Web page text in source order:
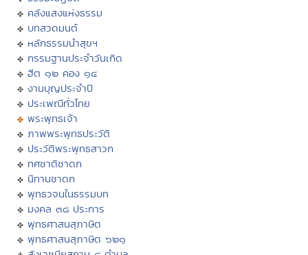
คลังแสงแห่งธรรม
บทสวดมนต์
หลักธรรมนำสุขฯ
กรรมฐานประจำวันเกิด
ฮีต ๑๒ คอง ๑๔
งานบุญประจำปี
ประเพณีทั่วไทย
พระพุทธเจ้า
ภาพพระพุทธประวัติ
ประวัติพระพุทธสาวก
ทศชาติชาดก
นิทานชาดก
พุทธวจนในธรรมบท
มงคล ๓๘ ประการ
พุทธศาสนสุภาษิต
พุทธศาสนสุภาษิต ๖๒๑